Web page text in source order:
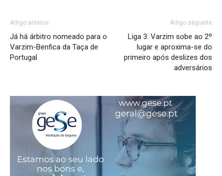
Artigo anterior
Já há árbitro nomeado para o
Varzim-Benfica da Taça de
Portugal
Artigo seguinte
Liga 3: Varzim sobe ao 2º
lugar e aproxima-se do
primeiro após deslizes dos
adversários